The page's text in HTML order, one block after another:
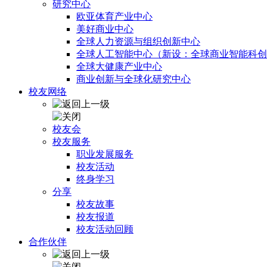
研究中心
欧亚体育产业中心
美好商业中心
全球人力资源与组织创新中心
全球人工智能中心（新设：全球商业智能科创
全球大健康产业中心
商业创新与全球化研究中心
校友网络
校友会
校友服务
职业发展服务
校友活动
终身学习
分享
校友故事
校友报道
校友活动回顾
合作伙伴